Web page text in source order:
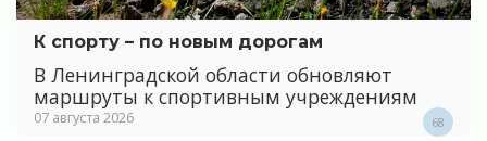
К спорту – по новым дорогам
В Ленинградской области обновляют
маршруты к спортивным учреждениям
07 августа 2026 68